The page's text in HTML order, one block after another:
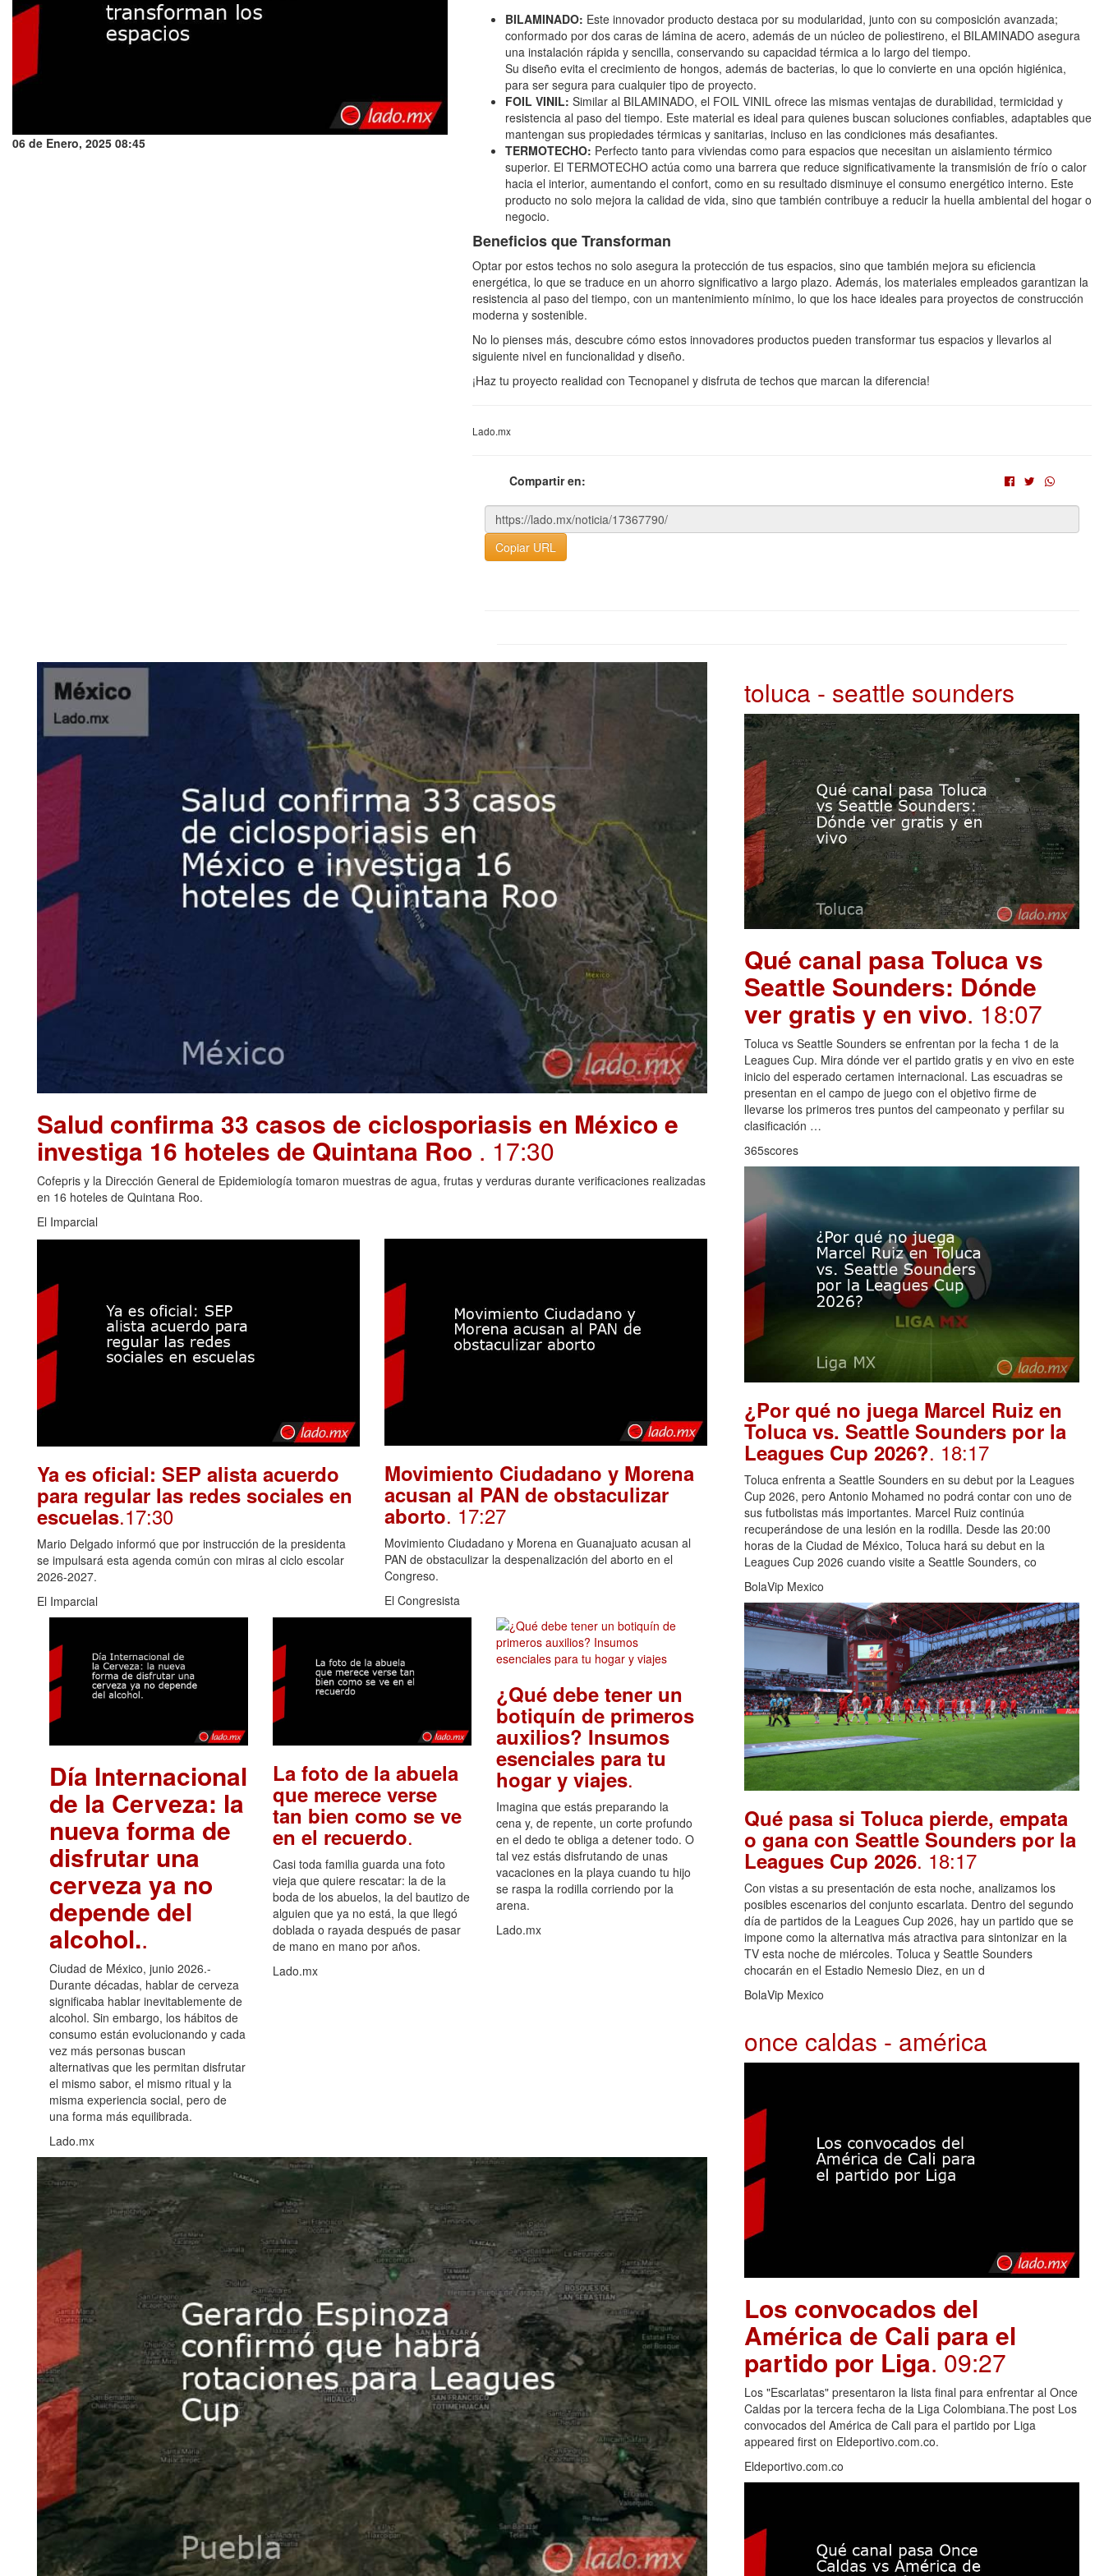
06 de Enero, 2025 08:45
BILAMINADO: Este innovador producto destaca por su modularidad, junto con su composición avanzada;
conformado por dos caras de lámina de acero, además de un núcleo de poliestireno, el BILAMINADO asegura
una instalación rápida y sencilla, conservando su capacidad térmica a lo largo del tiempo.
Su diseño evita el crecimiento de hongos, además de bacterias, lo que lo convierte en una opción higiénica,
para ser segura para cualquier tipo de proyecto.
FOIL VINIL: Similar al BILAMINADO, el FOIL VINIL ofrece las mismas ventajas de durabilidad, termicidad y
resistencia al paso del tiempo. Este material es ideal para quienes buscan soluciones confiables, adaptables que
mantengan sus propiedades térmicas y sanitarias, incluso en las condiciones más desafiantes.
TERMOTECHO: Perfecto tanto para viviendas como para espacios que necesitan un aislamiento térmico
superior. El TERMOTECHO actúa como una barrera que reduce significativamente la transmisión de frío o calor
hacia el interior, aumentando el confort, como en su resultado disminuye el consumo energético interno. Este
producto no solo mejora la calidad de vida, sino que también contribuye a reducir la huella ambiental del hogar o
negocio.
Beneficios que Transforman
Optar por estos techos no solo asegura la protección de tus espacios, sino que también mejora su eficiencia
energética, lo que se traduce en un ahorro significativo a largo plazo. Además, los materiales empleados garantizan la
resistencia al paso del tiempo, con un mantenimiento mínimo, lo que los hace ideales para proyectos de construcción
moderna y sostenible.
No lo pienses más, descubre cómo estos innovadores productos pueden transformar tus espacios y llevarlos al
siguiente nivel en funcionalidad y diseño.
¡Haz tu proyecto realidad con Tecnopanel y disfruta de techos que marcan la diferencia!
Lado.mx
Compartir en:
Copiar URL
Salud confirma 33 casos de ciclosporiasis en México e
investiga 16 hoteles de Quintana Roo . 17:30
Cofepris y la Dirección General de Epidemiología tomaron muestras de agua, frutas y verduras durante verificaciones realizadas
en 16 hoteles de Quintana Roo.
El Imparcial
Ya es oficial: SEP alista acuerdo
para regular las redes sociales en
escuelas.17:30
Mario Delgado informó que por instrucción de la presidenta
se impulsará esta agenda común con miras al ciclo escolar
2026-2027.
El Imparcial
Movimiento Ciudadano y Morena
acusan al PAN de obstaculizar
aborto. 17:27
Movimiento Ciudadano y Morena en Guanajuato acusan al
PAN de obstaculizar la despenalización del aborto en el
Congreso.
El Congresista
Día Internacional
de la Cerveza: la
nueva forma de
disfrutar una
cerveza ya no
depende del
alcohol..
Ciudad de México, junio 2026.-
Durante décadas, hablar de cerveza
significaba hablar inevitablemente de
alcohol. Sin embargo, los hábitos de
consumo están evolucionando y cada
vez más personas buscan
alternativas que les permitan disfrutar
el mismo sabor, el mismo ritual y la
misma experiencia social, pero de
una forma más equilibrada.
Lado.mx
La foto de la abuela
que merece verse
tan bien como se ve
en el recuerdo.
Casi toda familia guarda una foto
vieja que quiere rescatar: la de la
boda de los abuelos, la del bautizo de
alguien que ya no está, la que llegó
doblada o rayada después de pasar
de mano en mano por años.
Lado.mx
¿Qué debe tener un
botiquín de primeros
auxilios? Insumos
esenciales para tu
hogar y viajes.
Imagina que estás preparando la
cena y, de repente, un corte profundo
en el dedo te obliga a detener todo. O
tal vez estás disfrutando de unas
vacaciones en la playa cuando tu hijo
se raspa la rodilla corriendo por la
arena.
Lado.mx
toluca - seattle sounders
Qué canal pasa Toluca vs
Seattle Sounders: Dónde
ver gratis y en vivo. 18:07
Toluca vs Seattle Sounders se enfrentan por la fecha 1 de la
Leagues Cup. Mira dónde ver el partido gratis y en vivo en este
inicio del esperado certamen internacional. Las escuadras se
presentan en el campo de juego con el objetivo firme de
llevarse los primeros tres puntos del campeonato y perfilar su
clasificación …
365scores
¿Por qué no juega Marcel Ruiz en
Toluca vs. Seattle Sounders por la
Leagues Cup 2026?. 18:17
Toluca enfrenta a Seattle Sounders en su debut por la Leagues
Cup 2026, pero Antonio Mohamed no podrá contar con uno de
sus futbolistas más importantes. Marcel Ruiz continúa
recuperándose de una lesión en la rodilla. Desde las 20:00
horas de la Ciudad de México, Toluca hará su debut en la
Leagues Cup 2026 cuando visite a Seattle Sounders, co
BolaVip Mexico
Qué pasa si Toluca pierde, empata
o gana con Seattle Sounders por la
Leagues Cup 2026. 18:17
Con vistas a su presentación de esta noche, analizamos los
posibles escenarios del conjunto escarlata. Dentro del segundo
día de partidos de la Leagues Cup 2026, hay un partido que se
impone como la alternativa más atractiva para sintonizar en la
TV esta noche de miércoles. Toluca y Seattle Sounders
chocarán en el Estadio Nemesio Diez, en un d
BolaVip Mexico
once caldas - américa
Los convocados del
América de Cali para el
partido por Liga. 09:27
Los "Escarlatas" presentaron la lista final para enfrentar al Once
Caldas por la tercera fecha de la Liga Colombiana.The post Los
convocados del América de Cali para el partido por Liga
appeared first on Eldeportivo.com.co.
Eldeportivo.com.co